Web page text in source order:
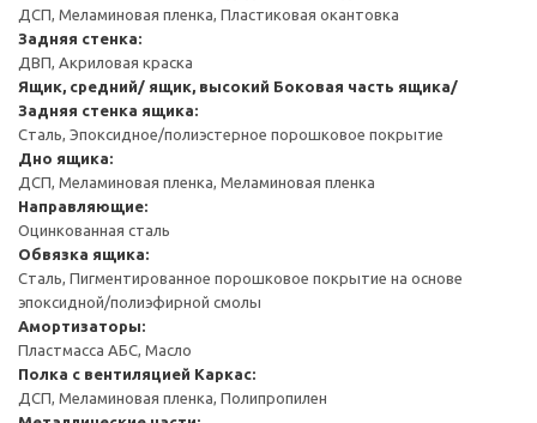
ДСП, Меламиновая пленка, Пластиковая окантовка
Задняя стенка:
ДВП, Акриловая краска
Ящик, средний/ ящик, высокий Боковая часть ящика/
Задняя стенка ящика:
Сталь, Эпоксидное/полиэстерное порошковое покрытие
Дно ящика:
ДСП, Меламиновая пленка, Меламиновая пленка
Направляющие:
Оцинкованная сталь
Обвязка ящика:
Сталь, Пигментированное порошковое покрытие на основе
эпоксидной/полиэфирной смолы
Амортизаторы:
Пластмасса АБС, Масло
Полка с вентиляцией Каркас:
ДСП, Меламиновая пленка, Полипропилен